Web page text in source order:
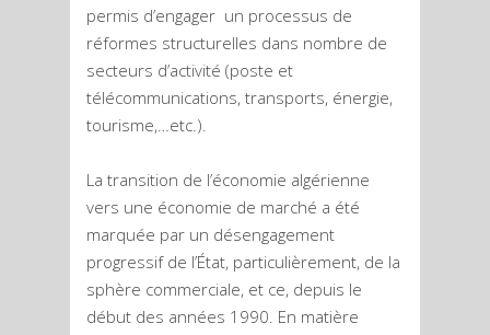
permis d’engager un processus de
réformes structurelles dans nombre de
secteurs d’activité (poste et
télécommunications, transports, énergie,
tourisme,…etc.).
La transition de l’économie algérienne
vers une économie de marché a été
marquée par un désengagement
progressif de l’État, particulièrement, de la
sphère commerciale, et ce, depuis le
début des années 1990. En matière